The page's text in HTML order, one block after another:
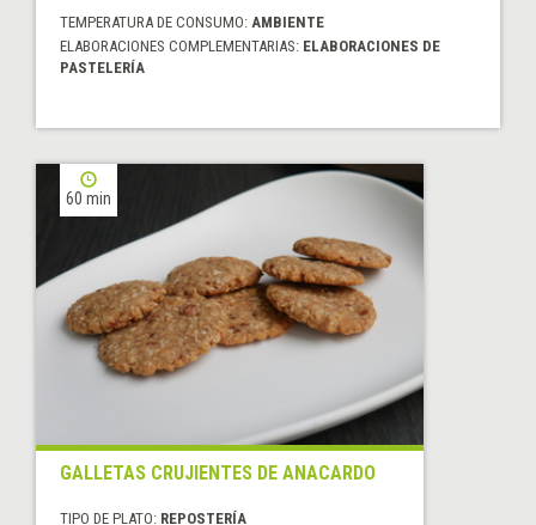
TEMPERATURA DE CONSUMO: AMBIENTE
ELABORACIONES COMPLEMENTARIAS: ELABORACIONES DE
PASTELERÍA
60 min
GALLETAS CRUJIENTES DE ANACARDO
TIPO DE PLATO: REPOSTERÍA